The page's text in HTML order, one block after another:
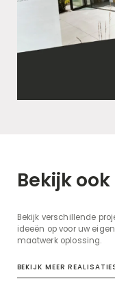
Bekijk
Bekijk verschillende
ideeën op voor uw
maatwerk oplossing.
BEKIJK MEER